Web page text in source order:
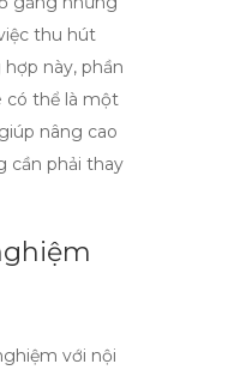
thu hút
này, phần
có thể là một
nâng cao
cần phải thay
với nội